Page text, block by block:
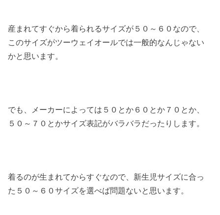
産まれてすぐから着られるサイズが５０～６０なので、
このサイズがツーウェイオールでは一般的なんじゃない
かと思います。
でも、メーカーによっては５０とか６０とか７０とか、
５０～７０とかサイズ表記がバラバラだったりします。
着るのが生まれてからすぐなので、新生児サイズに合っ
た５０～６０サイズを選べば問題ないと思います。